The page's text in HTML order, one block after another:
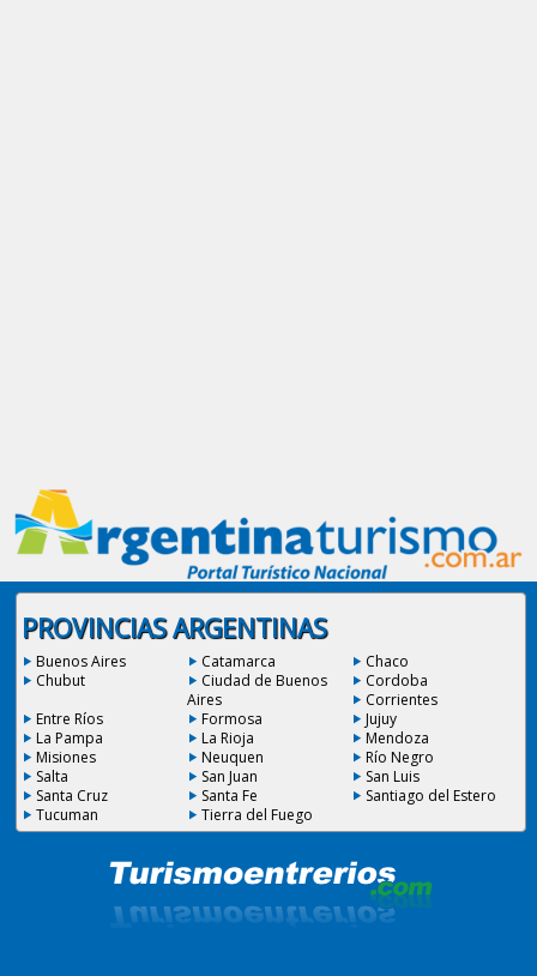
PROVINCIAS ARGENTINAS
Buenos Aires Catamarca
Chaco
Chubut
Ciudad de Buenos
Aires
Cordoba
Corrientes
Entre Ríos
Formosa
Jujuy
La Pampa
La Rioja
Mendoza
Misiones
Neuquen
Río Negro
Salta
San Juan
San Luis
Santa Cruz
Santa Fe
Santiago del Estero
Tucuman
Tierra del Fuego